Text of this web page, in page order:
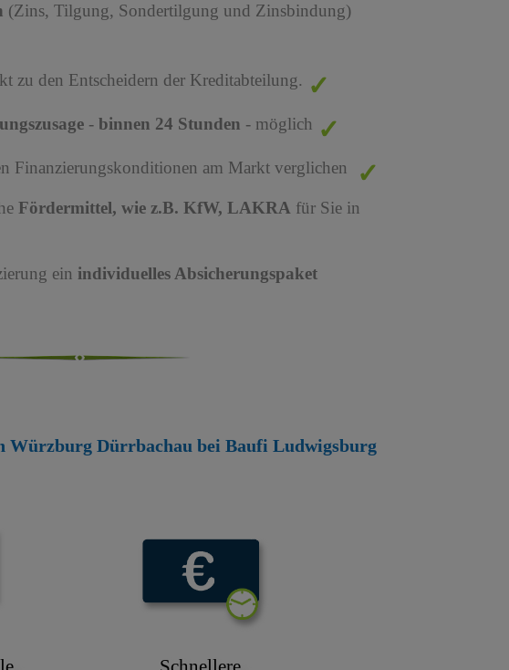
(Zins, Tilgung, Sondertilgung und Zinsbindung)
zu den Entscheidern der Kreditabteilung.
- binnen 24 Stunden - möglich
Finanzierungskonditionen am Markt verglichen
Fördermittel, wie z.B. KfW, LAKRA für Sie in
ein individuelles Absicherungspaket
Würzburg Dürrbachau bei Baufi Ludwigsburg
Schnellere